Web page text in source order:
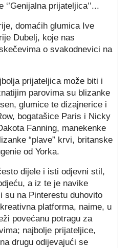
prijateljica’’...
domaćih glumica Ive
Dubelj, koje nas
o svakodnevici na
prijateljica može biti i
parovima su blizanke
glumice te dizajnerice i
bogatašice Paris i Nicky
Fanning, manekenke
“plave” krvi, britanske
od Yorka.
dijele i isti odjevni stil,
a iz te je navike
su na Pinterestu duhovito
platforma, naime, u
povećanu potragu za
najbolje prijateljice,
drugu odijevajući se